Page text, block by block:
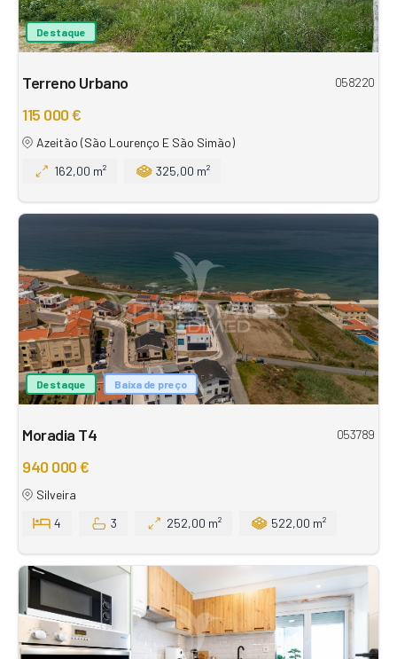
Destaque
Terreno Urbano 058220
115 000 €
Azeitão (São Lourenço E São Simão)
162,00 m²
325,00 m²
Destaque Baixa de preço
Moradia T4 053789
940 000 €
Silveira
4
3 252,00 m² 522,00 m²